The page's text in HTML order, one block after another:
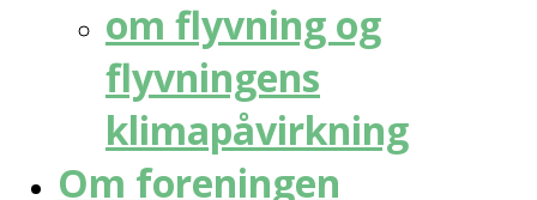
om flyvning og
flyvningens
klimapåvirkning
Om foreningen